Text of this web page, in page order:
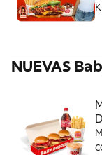
NUEVAS